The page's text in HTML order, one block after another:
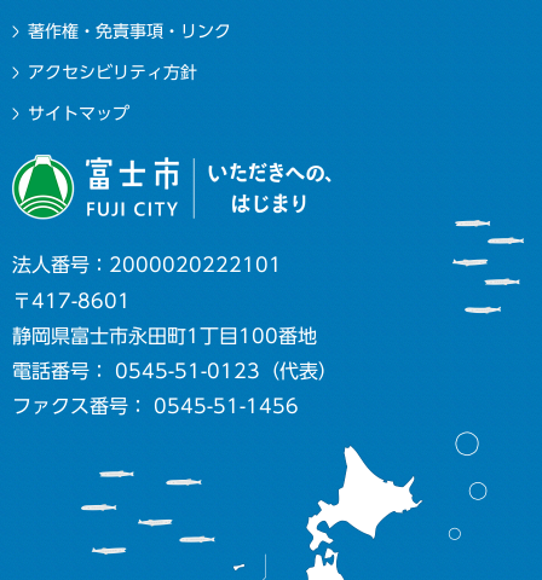
著作権・免責事項・リンク
アクセシビリティ方針
サイトマップ
法人番号：2000020222101
〒417-8601
静岡県富士市永田町1丁目100番地
電話番号： 0545-51-0123（代表）
ファクス番号： 0545-51-1456